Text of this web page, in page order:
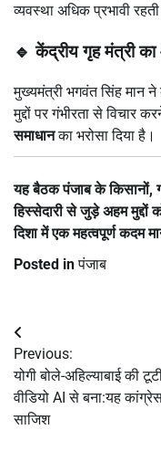
व्यवस्था अधिक प्रभावी
🔹 केंद्रीय गृह मंत्री
मुख्यमंत्री भगवंत सिंह मान ने
मुद्दों पर गंभीरता से विचार
समाधानका भरोसा दिया है।
यह बैठक पंजाब के किसानों,
हिस्सेदारी से जुड़े अहम
दिशा में एक महत्वपूर्ण कदम
Posted inपंजाब
Post
navigation
Previous:
योगी बोले-अहिल्याबाई की
वीडियो AI से बना:यह
साजिश